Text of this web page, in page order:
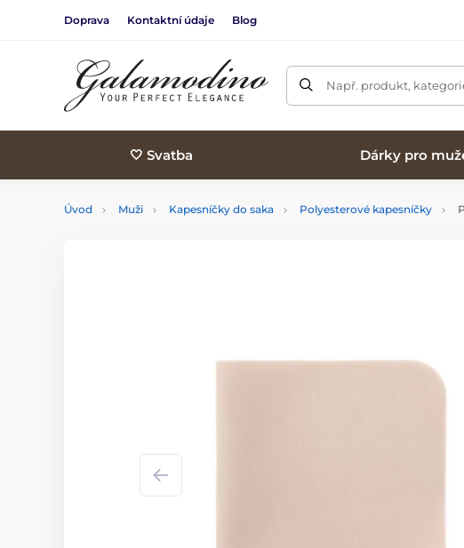
Doprava Kontaktní údaje Blog
Např. produkt,
🤍 Svatba Dárky pro
Úvod Muži Kapesníčky do saka Polyesterové kapesníčky